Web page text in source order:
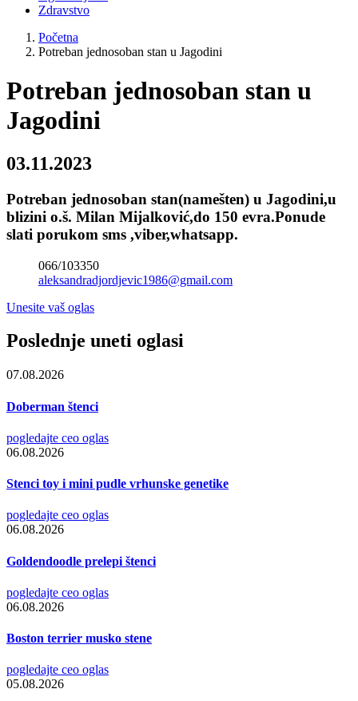
Zdravstvo
Početna
Potreban jednosoban stan u Jagodini
Potreban jednosoban stan u
Jagodini
03.11.2023
Potreban jednosoban stan(namešten) u Jagodini,u
blizini o.š. Milan Mijalković,do 150 evra.Ponude
slati porukom sms ,viber,whatsapp.
066/103350
aleksandradjordjevic1986@gmail.com
Unesite vaš oglas
Poslednje uneti oglasi
07.08.2026
Doberman štenci
pogledajte ceo oglas
06.08.2026
Stenci toy i mini pudle vrhunske genetike
pogledajte ceo oglas
06.08.2026
Goldendoodle prelepi štenci
pogledajte ceo oglas
06.08.2026
Boston terrier musko stene
pogledajte ceo oglas
05.08.2026